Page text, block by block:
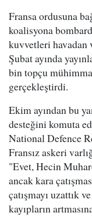
Fransa ordusuna
koalisyona
kuvvetleri havadan
Şubat ayında
bin topçu
gerçekleştirdi.
Ekim ayından bu
desteğini komuta
National Defence
Fransız askeri
"Evet, Hecin
ancak kara
çatışmayı uzattık
kayıpların